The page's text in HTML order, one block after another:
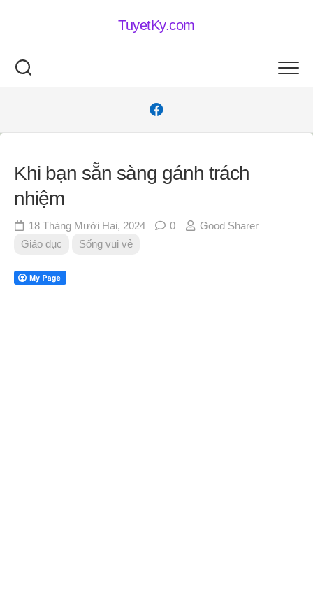
TuyetKy.com
Khi bạn sẵn sàng gánh trách
nhiệm
18 Tháng Mười Hai, 2024 0
Good Sharer
Giáo dục
Sống vui vẻ